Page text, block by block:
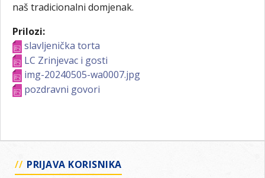
naš tradicionalni domjenak.
Prilozi:
slavljenička torta
LC Zrinjevac i gosti
img-20240505-wa0007.jpg
pozdravni govori
PRIJAVA KORISNIKA